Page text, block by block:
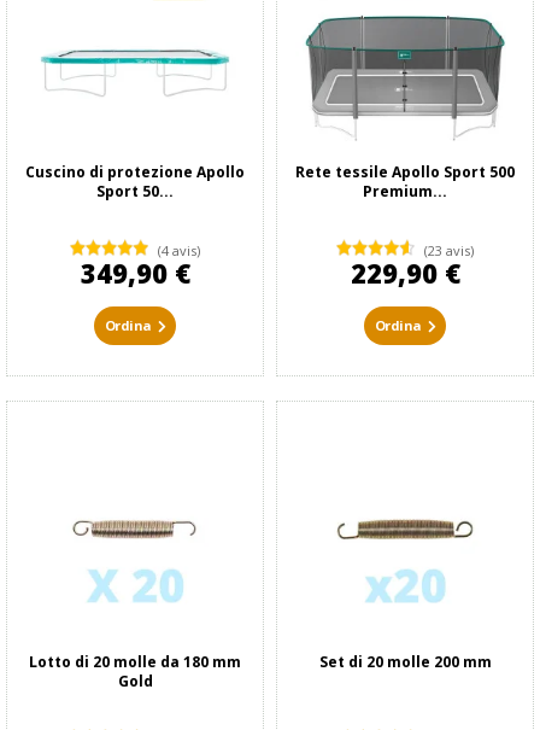
Cuscino di protezione Apollo
Sport 50...
(4 avis)
349,90 €
Ordina
Rete tessile Apollo Sport 500
Premium...
(23 avis)
229,90 €
Ordina
Lotto di 20 molle da 180 mm
Gold
Set di 20 molle 200 mm